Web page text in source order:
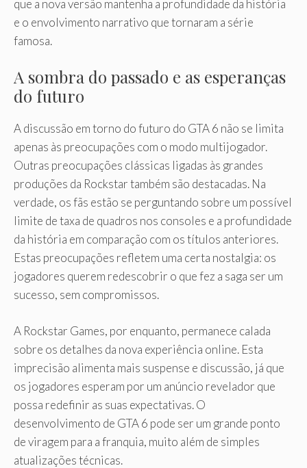
que a nova versão mantenha a profundidade da história
e o envolvimento narrativo que tornaram a série
famosa.
A sombra do passado e as esperanças
do futuro
A discussão em torno do futuro do GTA 6 não se limita
apenas às preocupações com o modo multijogador.
Outras preocupações clássicas ligadas às grandes
produções da Rockstar também são destacadas. Na
verdade, os fãs estão se perguntando sobre um possível
limite de taxa de quadros nos consoles e a profundidade
da história em comparação com os títulos anteriores.
Estas preocupações refletem uma certa nostalgia: os
jogadores querem redescobrir o que fez a saga ser um
sucesso, sem compromissos.
A Rockstar Games, por enquanto, permanece calada
sobre os detalhes da nova experiência online. Esta
imprecisão alimenta mais suspense e discussão, já que
os jogadores esperam por um anúncio revelador que
possa redefinir as suas expectativas. O
desenvolvimento de GTA 6 pode ser um grande ponto
de viragem para a franquia, muito além de simples
atualizações técnicas.